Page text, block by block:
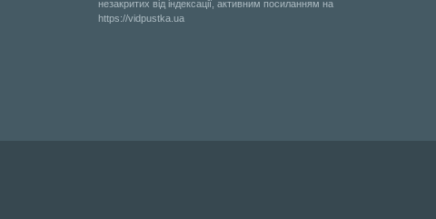
незакритих від індексації, активним посиланням на
https://vidpustka.ua